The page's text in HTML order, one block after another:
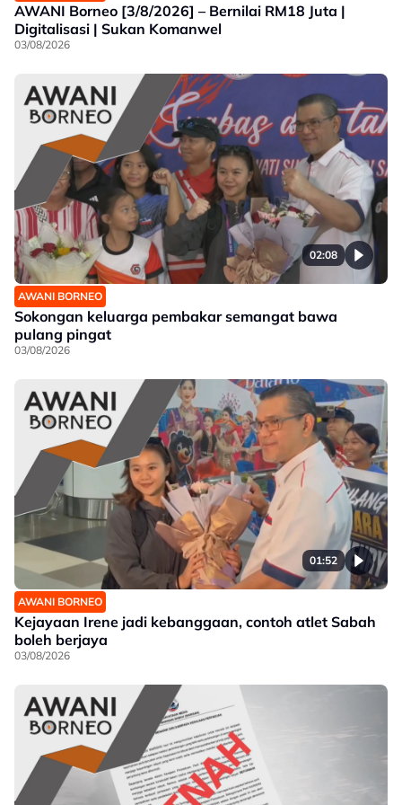
AWANI Borneo [3/8/2026] – Bernilai RM18 Juta |
Digitalisasi | Sukan Komanwel
03/08/2026
02:08
AWANI BORNEO
Sokongan keluarga pembakar semangat bawa
pulang pingat
03/08/2026
01:52
AWANI BORNEO
Kejayaan Irene jadi kebanggaan, contoh atlet Sabah
boleh berjaya
03/08/2026